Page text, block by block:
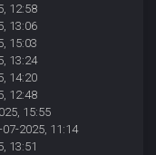
12:58
13:06
15:03
13:24
14:20
12:48
15:55
07-2025, 11:14
13:51